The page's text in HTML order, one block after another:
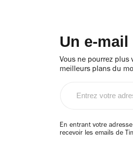
Un e-
Vous ne pourrez plus
meilleurs plans du
email
En entrant votre
recevoir les emails de